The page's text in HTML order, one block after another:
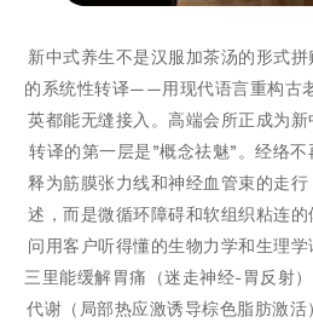
新中式养生不是汉服加茶汤的形式
的系统性转译——用现代语言重构古
英都能无缝接入。高端会所正成为新
转译的第一层是"概念祛魅"。经络
释为筋膜张力线和神经血管束的走
述，而是微循环障碍和软组织粘连
问用客户听得懂的生物力学和生理
三里能缓解胃痛（迷走神经-胃反射
代谢（局部热应激诱导棕色脂肪激